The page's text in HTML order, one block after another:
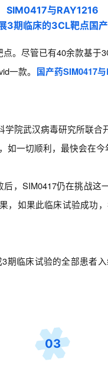
SIM0417与RAY1216
3期临床的3CL靶点国
。尽管已有40余款基于
一款。 国产药SIM0417
院武汉病毒研究所联
一切顺利，最快会在今
，SIM0417仍在挑战这
，如果此临床试验成功
期临床试验的全部患者
03